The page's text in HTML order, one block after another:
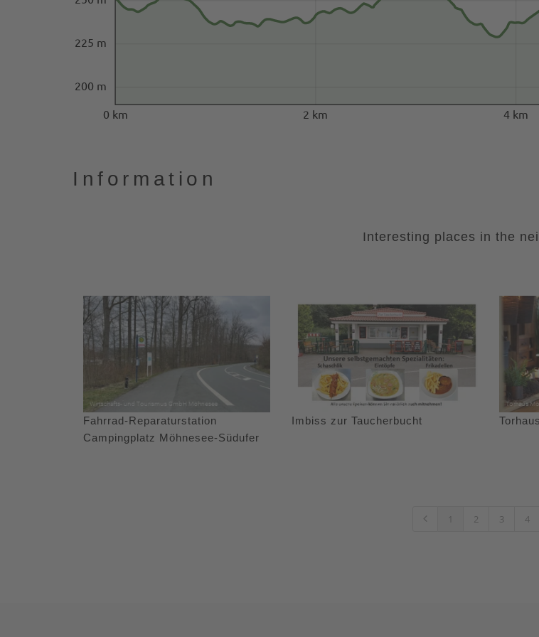
0 km 2 km 4 km
200 m
225 m
Information
Interesting places in the
Fahrrad-Reparaturstation
Campingplatz Möhnesee-Südufer
Imbiss zur Taucherbucht
1 2 3 4